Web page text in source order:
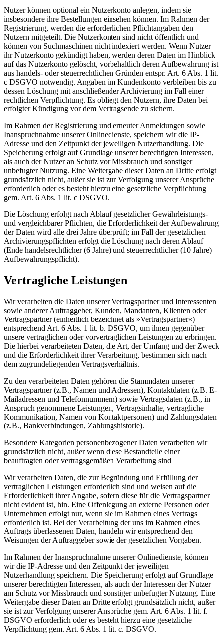
Nutzer können optional ein Nutzerkonto anlegen, indem sie
insbesondere ihre Bestellungen einsehen können. Im Rahmen der
Registrierung, werden die erforderlichen Pflichtangaben den
Nutzern mitgeteilt. Die Nutzerkonten sind nicht öffentlich und
können von Suchmaschinen nicht indexiert werden. Wenn Nutzer
ihr Nutzerkonto gekündigt haben, werden deren Daten im Hinblick
auf das Nutzerkonto gelöscht, vorbehaltlich deren Aufbewahrung ist
aus handels- oder steuerrechtlichen Gründen entspr. Art. 6 Abs. 1 lit.
c DSGVO notwendig. Angaben im Kundenkonto verbleiben bis zu
dessen Löschung mit anschließender Archivierung im Fall einer
rechtlichen Verpflichtung. Es obliegt den Nutzern, ihre Daten bei
erfolgter Kündigung vor dem Vertragsende zu sichern.
Im Rahmen der Registrierung und erneuter Anmeldungen sowie
Inanspruchnahme unserer Onlinedienste, speichern wir die IP-
Adresse und den Zeitpunkt der jeweiligen Nutzerhandlung. Die
Speicherung erfolgt auf Grundlage unserer berechtigten Interessen,
als auch der Nutzer an Schutz vor Missbrauch und sonstiger
unbefugter Nutzung. Eine Weitergabe dieser Daten an Dritte erfolgt
grundsätzlich nicht, außer sie ist zur Verfolgung unserer Ansprüche
erforderlich oder es besteht hierzu eine gesetzliche Verpflichtung
gem. Art. 6 Abs. 1 lit. c DSGVO.
Die Löschung erfolgt nach Ablauf gesetzlicher Gewährleistungs-
und vergleichbarer Pflichten, die Erforderlichkeit der Aufbewahrung
der Daten wird alle drei Jahre überprüft; im Fall der gesetzlichen
Archivierungspflichten erfolgt die Löschung nach deren Ablauf
(Ende handelsrechtlicher (6 Jahre) und steuerrechtlicher (10 Jahre)
Aufbewahrungspflicht).
Vertragliche Leistungen
Wir verarbeiten die Daten unserer Vertragspartner und Interessenten
sowie anderer Auftraggeber, Kunden, Mandanten, Klienten oder
Vertragspartner (einheitlich bezeichnet als »Vertragspartner«)
entsprechend Art. 6 Abs. 1 lit. b. DSGVO, um ihnen gegenüber
unsere vertraglichen oder vorvertraglichen Leistungen zu erbringen.
Die hierbei verarbeiteten Daten, die Art, der Umfang und der Zweck
und die Erforderlichkeit ihrer Verarbeitung, bestimmen sich nach
dem zugrundeliegenden Vertragsverhältnis.
Zu den verarbeiteten Daten gehören die Stammdaten unserer
Vertragspartner (z.B., Namen und Adressen), Kontaktdaten (z.B. E-
Mailadressen und Telefonnummern) sowie Vertragsdaten (z.B., in
Anspruch genommene Leistungen, Vertragsinhalte, vertragliche
Kommunikation, Namen von Kontaktpersonen) und Zahlungsdaten
(z.B., Bankverbindungen, Zahlungshistorie).
Besondere Kategorien personenbezogener Daten verarbeiten wir
grundsätzlich nicht, außer wenn diese Bestandteile einer
beauftragten oder vertragsgemäßen Verarbeitung sind
Wir verarbeiten Daten, die zur Begründung und Erfüllung der
vertraglichen Leistungen erforderlich sind und weisen auf die
Erforderlichkeit ihrer Angabe, sofern diese für die Vertragspartner
nicht evident ist, hin. Eine Offenlegung an externe Personen oder
Unternehmen erfolgt nur, wenn sie im Rahmen eines Vertrags
erforderlich ist. Bei der Verarbeitung der uns im Rahmen eines
Auftrags überlassenen Daten, handeln wir entsprechend den
Weisungen der Auftraggeber sowie der gesetzlichen Vorgaben.
Im Rahmen der Inanspruchnahme unserer Onlinedienste, können
wir die IP-Adresse und den Zeitpunkt der jeweiligen
Nutzerhandlung speichern. Die Speicherung erfolgt auf Grundlage
unserer berechtigten Interessen, als auch der Interessen der Nutzer
am Schutz vor Missbrauch und sonstiger unbefugter Nutzung. Eine
Weitergabe dieser Daten an Dritte erfolgt grundsätzlich nicht, außer
sie ist zur Verfolgung unserer Ansprüche gem. Art. 6 Abs. 1 lit. f.
DSGVO erforderlich oder es besteht hierzu eine gesetzliche
Verpflichtung gem. Art. 6 Abs. 1 lit. c. DSGVO.